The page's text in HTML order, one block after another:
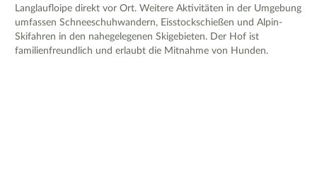
Langlaufloipe direkt vor Ort. Weitere Aktivitäten in der Umgebung
umfassen Schneeschuhwandern, Eisstockschießen und Alpin-
Skifahren in den nahegelegenen Skigebieten. Der Hof ist
familienfreundlich und erlaubt die Mitnahme von Hunden.